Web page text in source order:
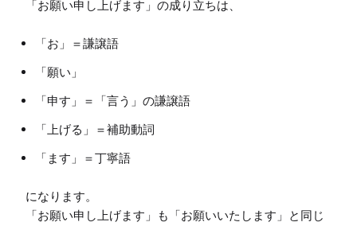
「お」＝謙譲語
「願い」
「申す」＝「言う」の謙譲語
「上げる」＝補助動詞
「ます」＝丁寧語
になります。
「お願い申し上げます」も「お願いいたします」と同じ